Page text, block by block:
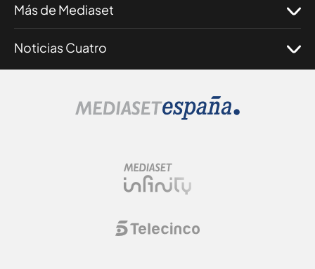
Más de Mediaset
Noticias Cuatro